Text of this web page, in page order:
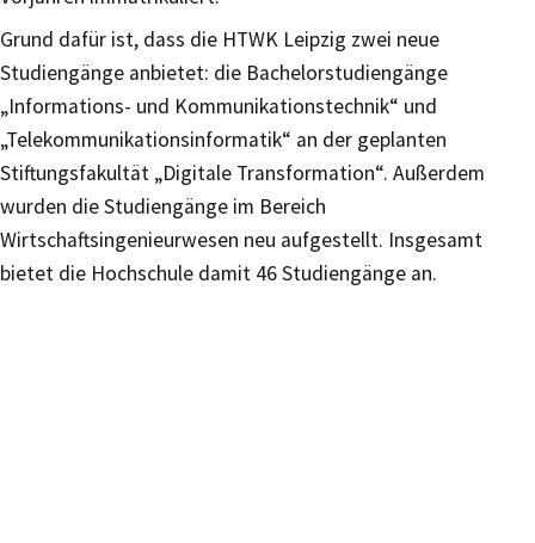
Grund dafür ist, dass die HTWK Leipzig zwei neue
Studiengänge anbietet: die Bachelorstudiengänge
„Informations- und Kommunikationstechnik“ und
„Telekommunikationsinformatik“ an der geplanten
Stiftungsfakultät „Digitale Transformation“. Außerdem
wurden die Studiengänge im Bereich
Wirtschaftsingenieurwesen neu aufgestellt. Insgesamt
bietet die Hochschule damit 46 Studiengänge an.